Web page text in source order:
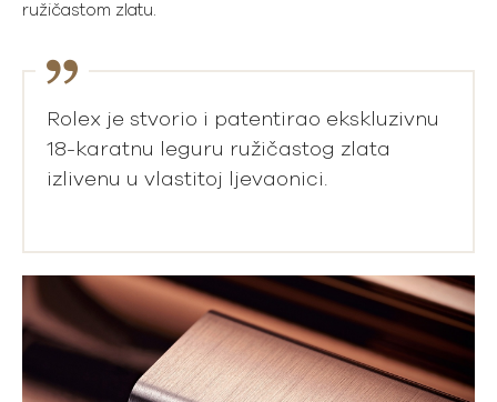
ružičastom zlatu.
Rolex je stvorio i patentirao ekskluzivnu
18-karatnu leguru ružičastog zlata
izlivenu u vlastitoj ljevaonici.